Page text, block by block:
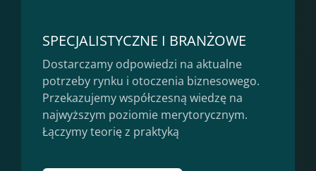
SPECJALISTYCZNE I BRANŻOWE
Dostarczamy odpowiedzi na aktualne
potrzeby rynku i otoczenia biznesowego.
Przekazujemy współczesną wiedzę na
najwyższym poziomie merytorycznym.
Łączymy teorię z praktyką